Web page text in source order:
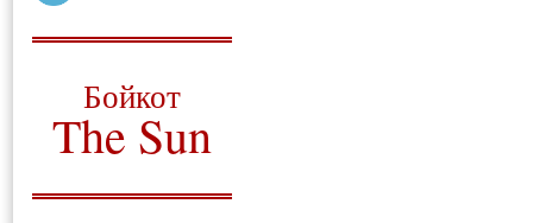
Бойкот
The Sun